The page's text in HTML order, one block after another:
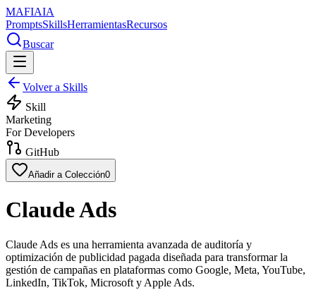
MAFIAIA
PromptsSkillsHerramientasRecursos
Buscar
Volver a Skills
Skill
Marketing
For Developers
GitHub
Añadir a Colección0
Claude Ads
Claude Ads es una herramienta avanzada de auditoría y
optimización de publicidad pagada diseñada para transformar la
gestión de campañas en plataformas como Google, Meta, YouTube,
LinkedIn, TikTok, Microsoft y Apple Ads.